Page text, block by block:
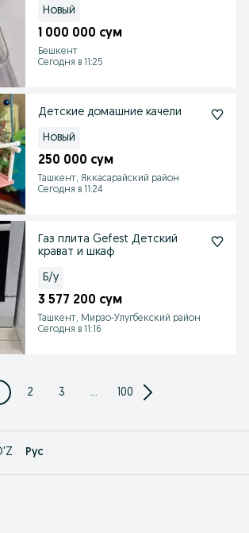
Новый
1 000 000 сум
Бешкент
Сегодня в 11:25
Детские домашние качели
Новый
250 000 сум
Ташкент, Яккасарайский район
Сегодня в 11:24
Газ плита Gefest Детский
крават и шкаф
Б/у
3 577 200 сум
Ташкент, Мирзо-Улугбекский район
Сегодня в 11:16
2 3 ... 100
Рус